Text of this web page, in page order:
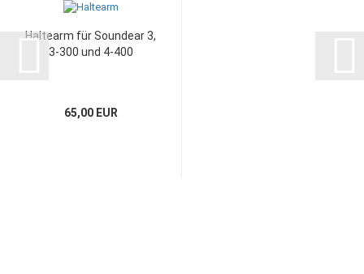
Haltearm für Soundear 3,
3-300 und 4-400
65,00 EUR